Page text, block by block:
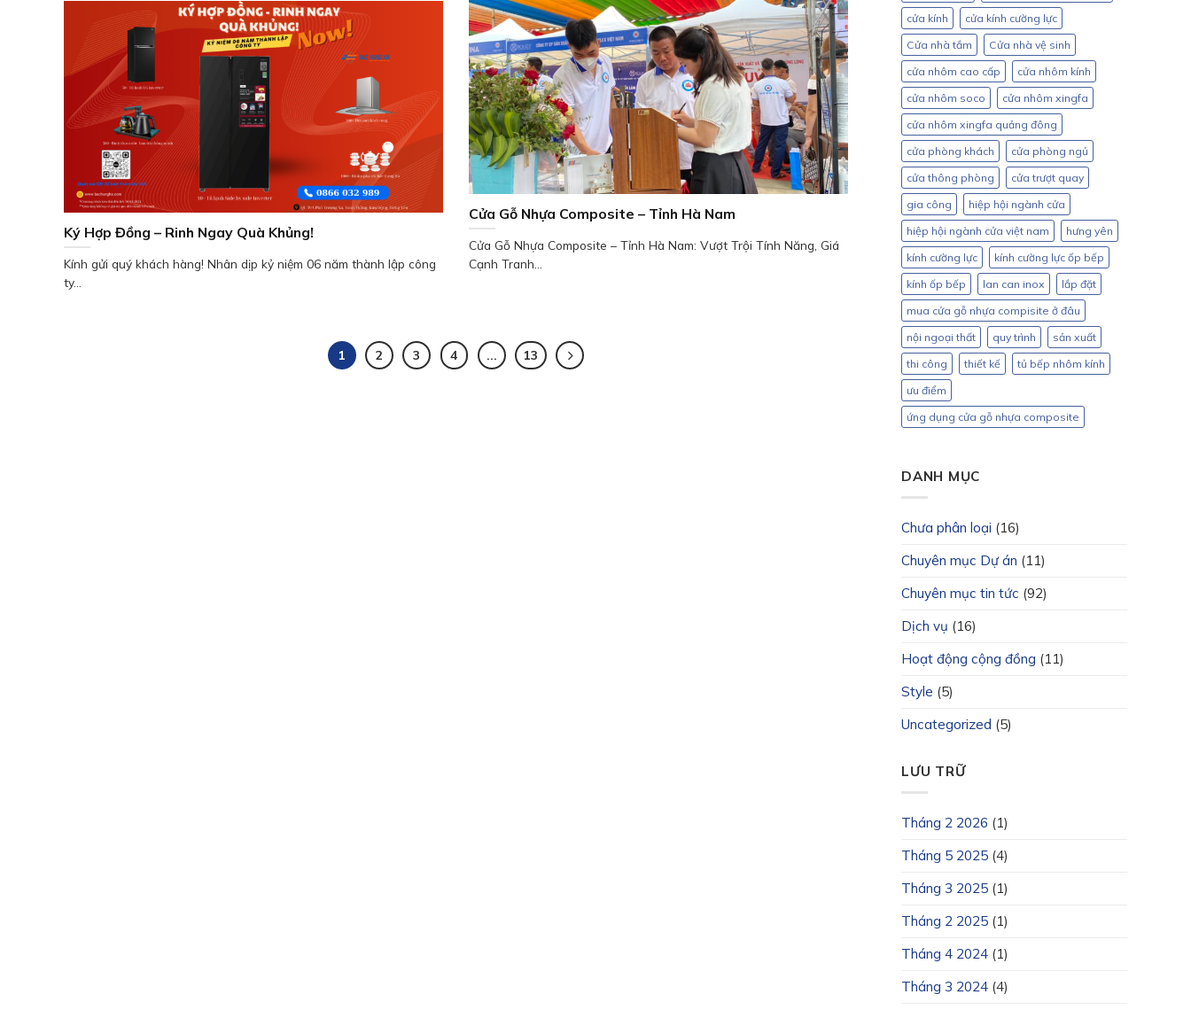
Cửa Gỗ Nhựa Composite – Tỉnh Hà Nam
Cửa Gỗ Nhựa Composite – Tỉnh Hà Nam: Vượt Trội Tính Năng, Giá
Cạnh Tranh...
Ký Hợp Đồng – Rinh Ngay Quà Khủng!
Kính gửi quý khách hàng! Nhân dịp kỷ niệm 06 năm thành lập công
ty...
1 2 3 4 … 13
cửa kính
cửa kính cường lực
Cửa nhà tắm
Cửa nhà vệ sinh
cửa nhôm cao cấp
cửa nhôm kính
cửa nhôm soco
cửa nhôm xingfa
cửa nhôm xingfa quảng đông
cửa phòng khách
cửa phòng ngủ
cửa thông phòng
cửa trượt quay
gia công
hiệp hội ngành cửa
hiệp hội ngành cửa việt nam
hưng yên
kính cường lực
kính cường lực ốp bếp
kính ốp bếp
lan can inox
lắp đặt
mua cửa gỗ nhựa compisite ở đâu
nội ngoại thất
quy trình
sản xuất
thi công
thiết kế
tủ bếp nhôm kính
ưu điểm
ứng dụng cửa gỗ nhựa composite
DANH MỤC
Chưa phân loại (16)
Chuyên mục Dự án (11)
Chuyên mục tin tức (92)
Dịch vụ (16)
Hoạt động cộng đồng (11)
Style (5)
Uncategorized (5)
LƯU TRỮ
Tháng 2 2026 (1)
Tháng 5 2025 (4)
Tháng 3 2025 (1)
Tháng 2 2025 (1)
Tháng 4 2024 (1)
Tháng 3 2024 (4)